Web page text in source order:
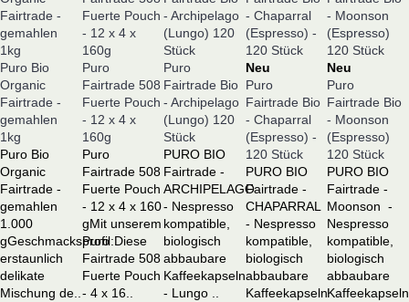
Puro Bio
Organic
Fairtrade -
gemahlen
1kg
Puro Bio
Organic
Fairtrade -
gemahlen
1.000
gGeschmacksprofil:Diese
erstaunlich
delikate
Mischung de..
Puro
Fairtrade 508
Fuerte Pouch
- 12 x 4 x
160g
Puro
Fairtrade 508
Fuerte Pouch
- 12 x 4 x 160
gMit unserem
Puro
Fairtrade 508
Fuerte Pouch
- 4 x 16..
Puro
Fairtrade Bio
- Archipelago
(Lungo) 120
Stück
PURO BIO
Fairtrade -
ARCHIPELAGO
- Nespresso
kompatible,
biologisch
abbaubare
Kaffeekapseln
- Lungo ..
Neu
Puro
Fairtrade Bio
- Chaparral
(Espresso) -
120 Stück
PURO BIO
Fairtrade -
CHAPARRAL
- Nespresso
kompatible,
biologisch
abbaubare
Kaffeekapseln
Neu
Puro
Fairtrade Bio
- Moonson
(Espresso)
120 Stück
PURO BIO
Fairtrade -
Moonson -
Nespresso
kompatible,
biologisch
abbaubare
Kaffeekapseln